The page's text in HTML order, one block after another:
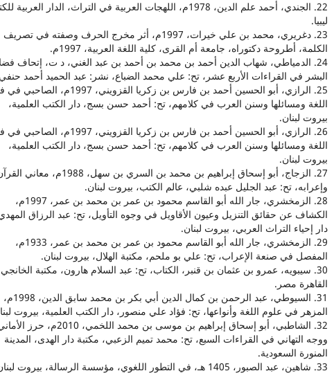
22. الجندي، أحمد علم الدين، 1978م، اللهجات العربية في التراث، الدار العربية
ليبيا.
23. دغريري، محمد بن علي خيرات، 1997م، أثر مخرج الحرف وصفته في تصريف
الكلمة، أطروحة دكتوراه، جامعة أم القرى، كلية اللغة العربية، 1997م.
24. الدمياطي، شهاب الدين أحمد بن محمد بن أحمد بن عبد الغني، د ت، إتحاف
البشر في القراءات الأربع عشر، تح: علي محمد الضباع، نشر: عبد الحميد أحمد
25. الرازي، أبو الحسين أحمد بن فارس بن زكريا القزويني، 1997م،
اللغة ومسائلها وسنن العرب في كلامهم، تح: أحمد حسن بسج، دار الكتب العلمية،
بيروت لبنان.
26. الرازي، أبو الحسين أحمد بن فارس بن زكريا القزويني، 1997م،
اللغة ومسائلها وسنن العرب في كلامهم، تح: أحمد حسن بسج، دار الكتب العلمية،
بيروت لبنان.
27. الزجاج، أبو إسحاق إبراهيم بن محمد بن السري بن سهل، 1988م، معاني
وإعرابه، تح: عبد الجليل عبده شلبي، عالم الكتب، بيروت لبنان.
28. الزمخشري، جار الله أبو القاسم محمود بن عمر بن محمد بن عمر، 1997م،
الكشاف عن حقائق التنزيل وعيون الأقاويل في وجوه التأويل، تح: عبد الرزاق
دار إحياء التراث العربي، بيروت لبنان.
29. الزمخشري، جار الله أبو القاسم محمود بن عمر بن محمد بن عمر، 1933م،
المفصل في صنعة الإعراب، تح: علي بو ملحم، مكتبة الهلال، بيروت لبنان.
30. سيبويه، عمرو بن عثمان بن قنبر، الكتاب، تح: عبد السلام هارون، مكتبة
القاهرة مصر.
31. السيوطي، عبد الرحمن بن كمال الدين أبي بكر بن محمد سابق الدين، 1998م،
المزهر في علوم اللغة وأنواعها، تح: فؤاد علي منصور، دار الكتب العلمية، بيروت
32. الشاطبي، أبو إسحاق إبراهيم بن موسى بن محمد اللخمي، 2010م، حرز
ووجه التهاني في القراءات السبع، تح: محمد تميم الزعبي، مكتبة دار الهدى، المدينة
المنورة السعودية.
33. شاهين، عبد الصبور، 1405 هـ، في التطور اللغوي، مؤسسة الرسالة، بيروت لبنان.